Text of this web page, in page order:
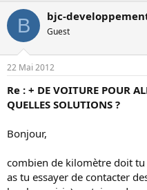
B bjc-
Guest
22 Mai 2012
Re : + DE VOITURE POUR
QUELLES SOLUTIONS ?
Bonjour,
combien de kilomètre doit
as tu essayer de contacter